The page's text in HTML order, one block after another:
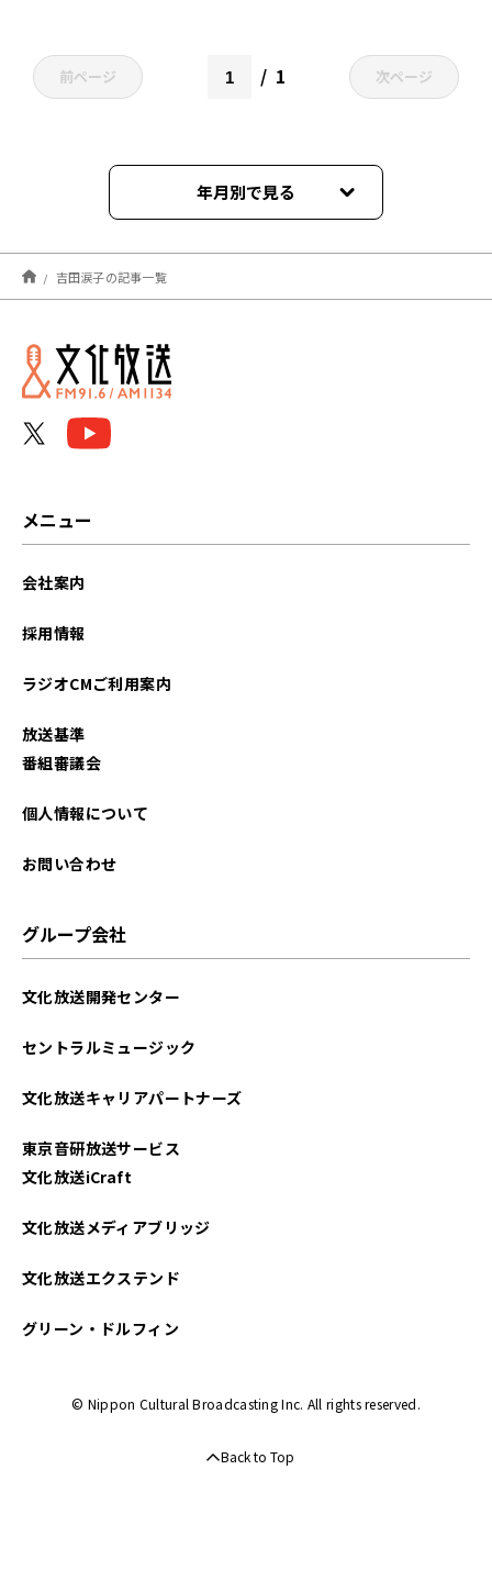
前ページ 1 次ページ
年月別で見る
2025年05月
2023年10月
2023年03月
吉田涙子の記事一覧
メニュー
会社案内
採用情報
ラジオCMご利用案内
放送基準
番組審議会
個人情報について
お問い合わせ
グループ会社
文化放送開発センター
セントラルミュージック
文化放送キャリアパートナーズ
東京音研放送サービス
文化放送iCraft
文化放送メディアブリッジ
文化放送エクステンド
グリーン・ドルフィン
© Nippon Cultural Broadcasting Inc. All rights reserved.
Back to Top